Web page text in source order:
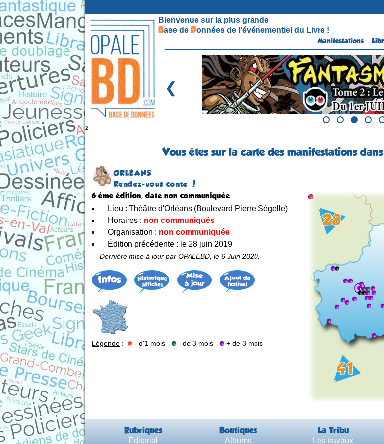
Bienvenue sur la plus grande
Base de Données de l'événementiel du Livre !
Manifestations
❮
²
Vous êtes sur la carte des manifestations
ORLÉANS
Rendez-vous conte !
6 ème édition, date non communiquée
Lieu : Théâtre d'Orléans (Boulevard Pierre Ségelle)
Horaires : non communiqués
Organisation : non communiquée
Édition précédente : le 28 juin 2019
Dernière mise à jour par OPALEBD, le 6 Juin 2020.
Légende : - d'1 mois - de 3 mois + de 3 mois
Rubriques Boutiques La Tribu
Éditorial Albums Les travaux